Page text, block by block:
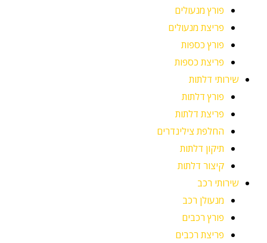
פורץ מנעולים
פריצת מנעולים
פורץ כספות
פריצת כספות
שירותי דלתות
פורץ דלתות
פריצת דלתות
החלפת צילינדרים
תיקון דלתות
קיצור דלתות
שירותי רכב
מנעולן רכב
פורץ רכבים
פריצת רכבים